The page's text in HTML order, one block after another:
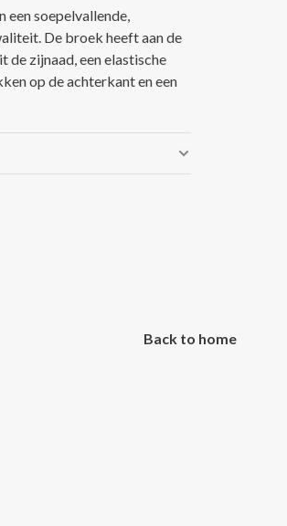
een soepelvallende,
De broek heeft aan de
de zijnaad, een elastische
op de achterkant en een
Back to home